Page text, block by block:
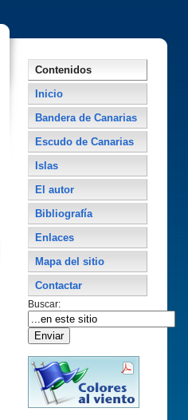
Contenidos
Inicio
Bandera de Canarias
Escudo de Canarias
Islas
El autor
Bibliografí­a
Enlaces
Mapa del sitio
Contactar
Buscar: